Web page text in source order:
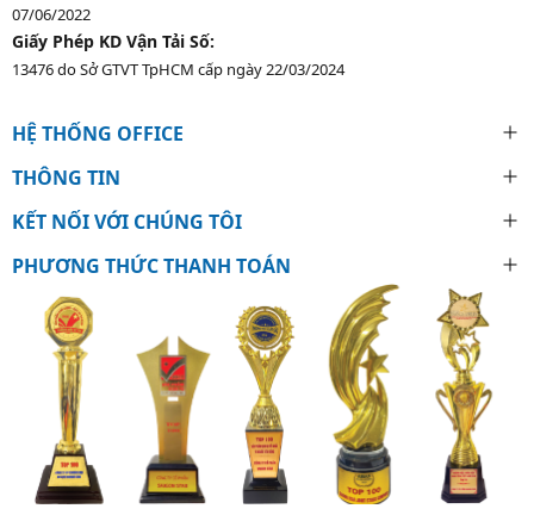
07/06/2022
Giấy Phép KD Vận Tải Số:
13476 do Sở GTVT TpHCM cấp ngày 22/03/2024
HỆ THỐNG OFFICE
THÔNG TIN
KẾT NỐI VỚI CHÚNG TÔI
PHƯƠNG THỨC THANH TOÁN